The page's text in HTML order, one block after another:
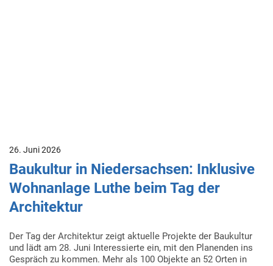
26. Juni 2026
Baukultur in Niedersachsen: Inklusive
Wohnanlage Luthe beim Tag der
Architektur
Der Tag der Architektur zeigt aktuelle Projekte der Baukultur
und lädt am 28. Juni Interessierte ein, mit den Planenden ins
Gespräch zu kommen. Mehr als 100 Objekte an 52 Orten in